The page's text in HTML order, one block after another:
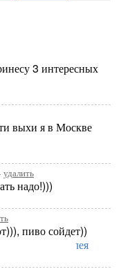
3 интересных
выхи я в Москве
удалить
надо!)))
пиво сойдет))
Лорелея